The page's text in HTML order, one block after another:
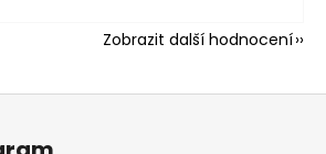
Zobrazit další hodnocení